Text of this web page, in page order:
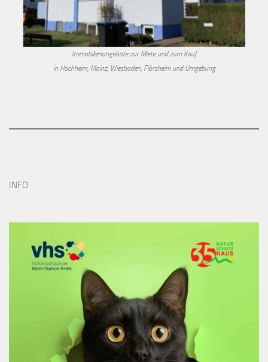
Immobilienangebote zur Miete und zum Kauf
in Hochheim, Mainz, Wiesbaden, Flörsheim und Umgebung
INFO